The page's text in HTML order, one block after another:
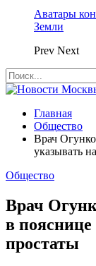
Аватары
Земли
Prev Next
Главная
Общество
Врач
указывать
Общество
Врач
в
простаты